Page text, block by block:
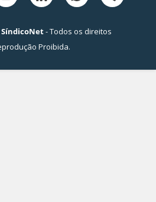
SíndicoNet- Todos os direitos
Proibida.